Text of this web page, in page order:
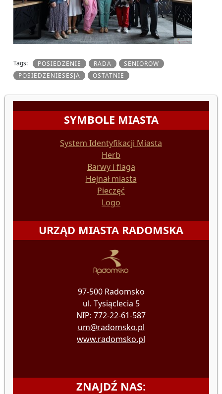
Tags: POSIEDZENIE RADA
SENIOROW
POSIEDZENIESESJA
OSTATNIE
SYMBOLE MIASTA
System Identyfikacji Miasta
Herb
Barwy i flaga
Hejnał miasta
Pieczęć
Logo
URZĄD MIASTA RADOMSKA
97-500 Radomsko
ul. Tysiąclecia 5
NIP: 772-22-61-587
um@radomsko.pl
www.radomsko.pl
ZNAJDŹ NAS: